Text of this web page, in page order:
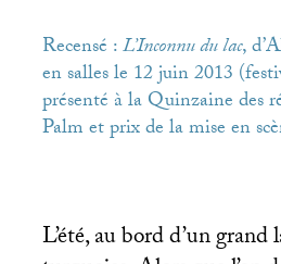
Recensé :L’Inconnu du lac,
en salles le 12 juin 2013
présenté à la Quinzaine des
Palm et prix de la mise en
L’été, au bord d’un grand